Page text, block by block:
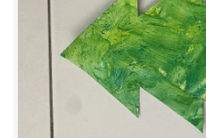
VELIKONOCE
SVĚTOVÝ DEN VODY 22. BŘEZEN